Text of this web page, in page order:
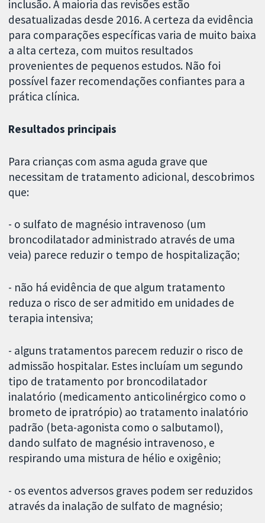
inclusão. A maioria das revisões estão
desatualizadas desde 2016. A certeza da evidência
para comparações específicas varia de muito baixa
a alta certeza, com muitos resultados
provenientes de pequenos estudos. Não foi
possível fazer recomendações confiantes para a
prática clínica.
Resultados principais
Para crianças com asma aguda grave que
necessitam de tratamento adicional, descobrimos
que:
- o sulfato de magnésio intravenoso (um
broncodilatador administrado através de uma
veia) parece reduzir o tempo de hospitalização;
- não há evidência de que algum tratamento
reduza o risco de ser admitido em unidades de
terapia intensiva;
- alguns tratamentos parecem reduzir o risco de
admissão hospitalar. Estes incluíam um segundo
tipo de tratamento por broncodilatador
inalatório (medicamento anticolinérgico como o
brometo de ipratrópio) ao tratamento inalatório
padrão (beta-agonista como o salbutamol),
dando sulfato de magnésio intravenoso, e
respirando uma mistura de hélio e oxigênio;
- os eventos adversos graves podem ser reduzidos
através da inalação de sulfato de magnésio;